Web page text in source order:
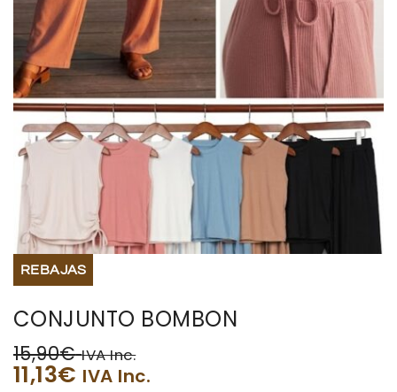
CALZADO
COMPLEMENTOS
TECNOLOGIA
TARJETAS REGALO
REBAJAS
CONJUNTO BOMBON
15,90€ IVA Inc.
11,13€ IVA Inc.